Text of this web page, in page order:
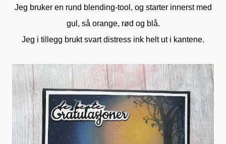
Jeg bruker en rund blending-tool, og starter innerst med
gul, så orange, rød og blå.
Jeg i tillegg brukt svart distress ink helt ut i kantene.